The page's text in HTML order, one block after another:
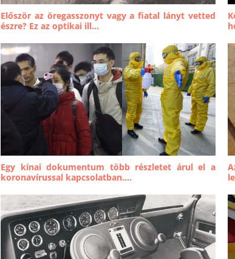
Először az öregasszonyt vagy a fiatal lányt vetted
észre? Ez az optikai ill...
Egy kínai dokumentum több részletet árul el a
koronavírussal kapcsolatban....